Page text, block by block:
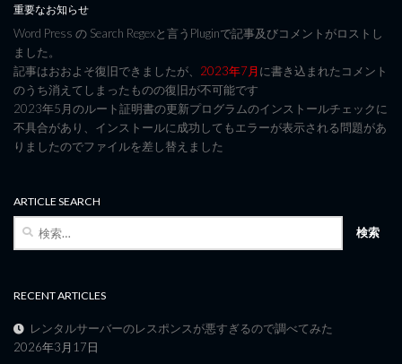
重要なお知らせ
Word Press の Search Regexと言うPluginで記事及びコメントがロストし
ました。
記事はおおよそ復旧できましたが、 2023年7月に書き込まれたコメント
のうち消えてしまったものの復旧が不可能です
2023年5月のルート証明書の更新プログラムのインストールチェックに
不具合があり、インストールに成功してもエラーが表示される問題があ
りましたのでファイルを差し替えました
ARTICLE SEARCH
RECENT ARTICLES
レンタルサーバーのレスポンスが悪すぎるので調べてみた
2026年3月17日